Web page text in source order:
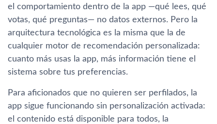
el comportamiento dentro de la app —qué lees, qué
votas, qué preguntas— no datos externos. Pero la
arquitectura tecnológica es la misma que la de
cualquier motor de recomendación personalizada:
cuanto más usas la app, más información tiene el
sistema sobre tus preferencias.
Para aficionados que no quieren ser perfilados, la
app sigue funcionando sin personalización activada:
el contenido está disponible para todos, la